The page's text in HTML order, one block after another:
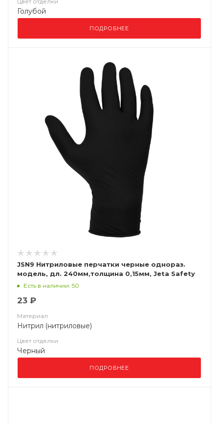
Голубой
ПОДРОБНЕЕ
JSN9 Нитриловые перчатки черные однораз.
модель, дл. 240мм,толщина 0,15мм, Jeta Safety
Есть в наличии: 50
23 ₽
Материал
Нитрил (нитриловые)
Цвет отделки
Черный
ПОДРОБНЕЕ